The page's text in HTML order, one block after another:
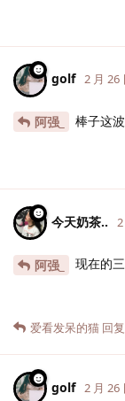
golf 2 月 26
阿强_ 棒子这
今天奶茶..
阿强_ 现在的
爱看发呆的猫 回
golf 2 月 26